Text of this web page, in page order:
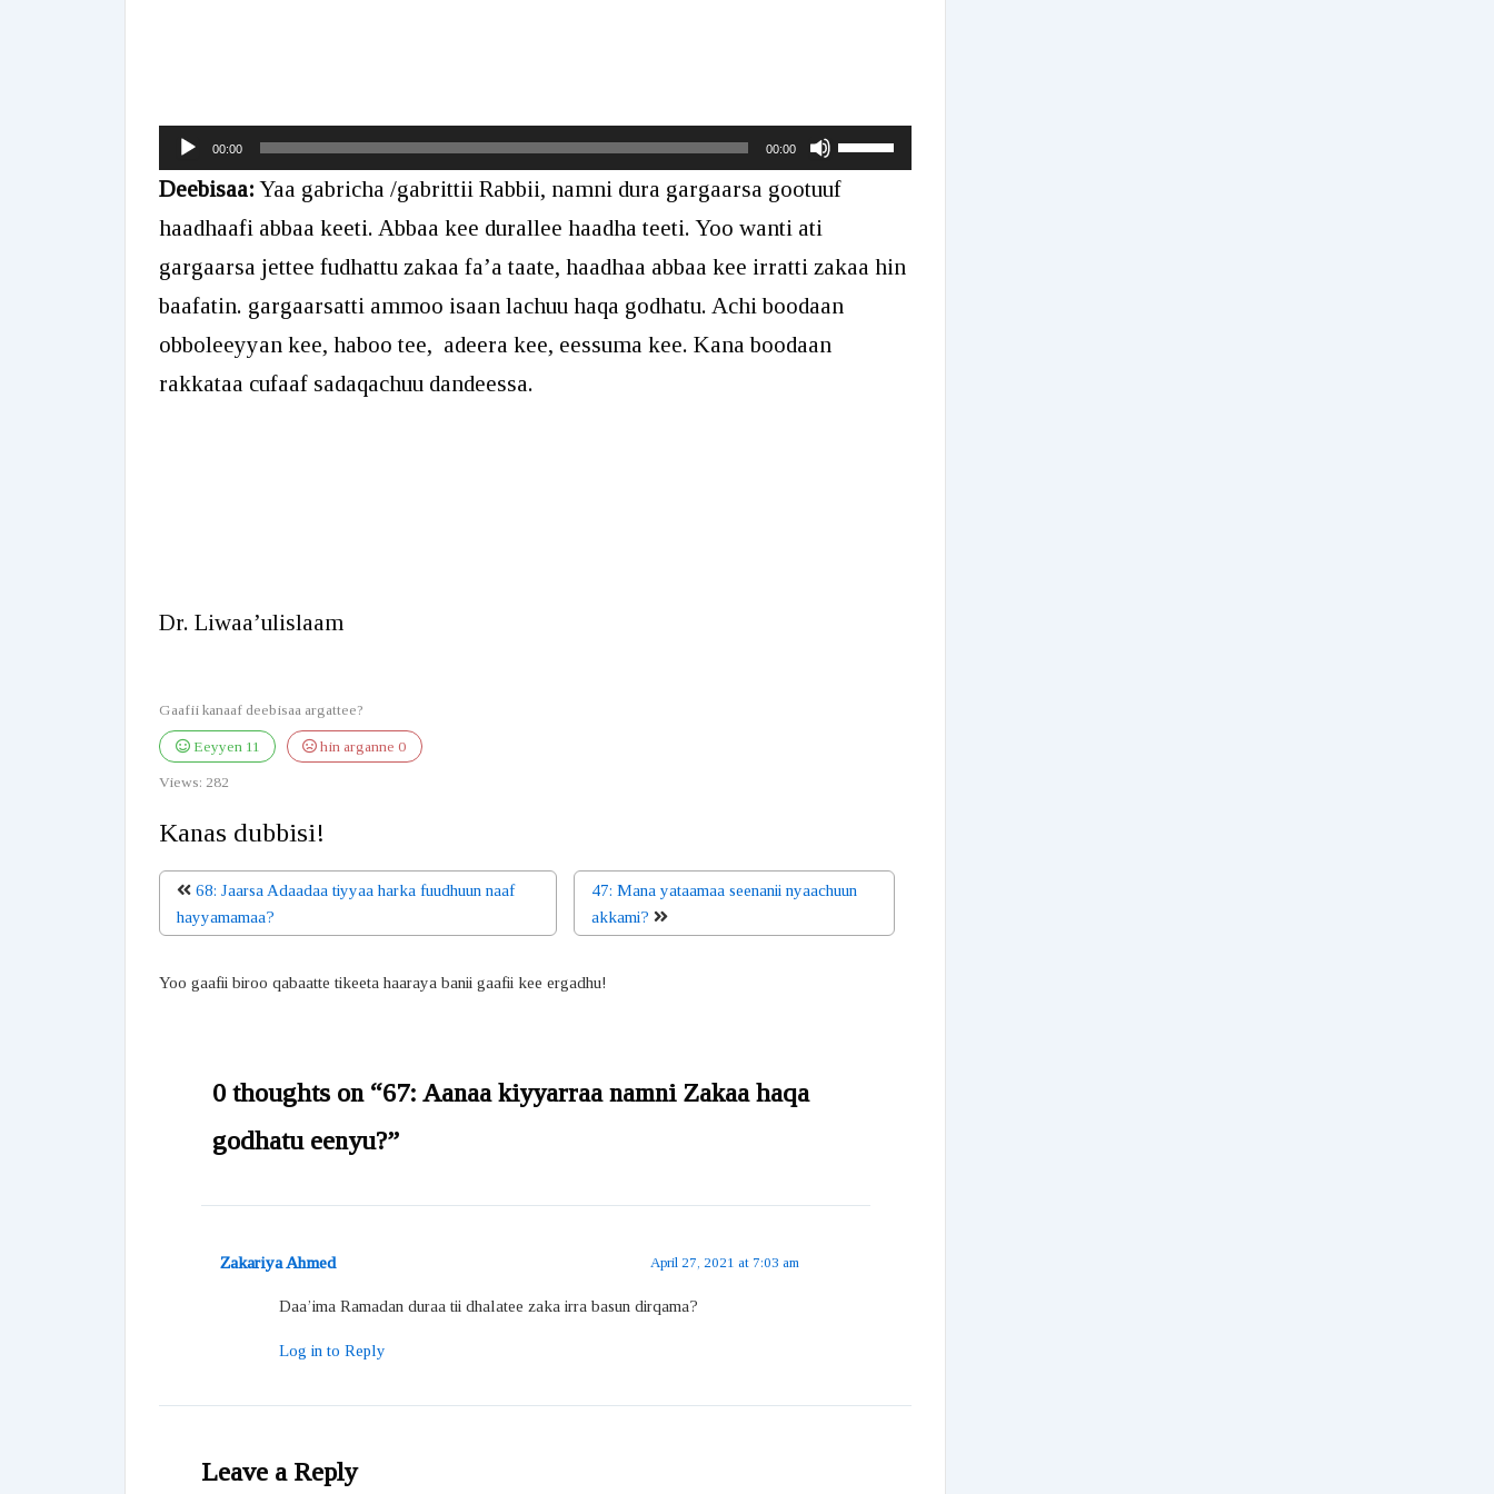
Audio
Player
00:00 00:00
Use
Up/Down
keys
to
Deebisaa: Yaa gabricha /gabrittii Rabbii, namni dura gargaarsa gootuuf
haadhaafi abbaa keeti. Abbaa kee durallee haadha teeti. Yoo wanti ati
gargaarsa jettee fudhattu zakaa fa’a taate, haadhaa abbaa kee irratti zakaa hin
baafatin. gargaarsatti ammoo isaan lachuu haqa godhatu. Achi boodaan
obboleeyyan kee, haboo tee, adeera kee, eessuma kee. Kana boodaan
rakkataa cufaaf sadaqachuu dandeessa.
Dr. Liwaa’ulislaam
Gaafii kanaaf deebisaa argattee?
Eeyyen 11 hin arganne 0
Views: 282
Kanas dubbisi!
68: Jaarsa Adaadaa tiyyaa harka fuudhuun naaf
hayyamamaa?
47: Mana yataamaa seenanii nyaachuun
akkami?
Yoo gaafii biroo qabaatte tikeeta haaraya banii gaafii kee ergadhu!
0 thoughts on “67: Aanaa kiyyarraa namni Zakaa haqa
godhatu eenyu?”
Zakariya Ahmed April 27, 2021 at 7:03 am
Daa’ima Ramadan duraa tii dhalatee zaka irra basun dirqama?
Log in to Reply
Leave a Reply